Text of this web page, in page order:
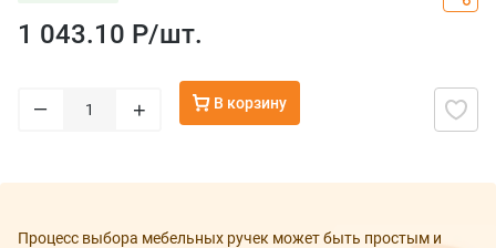
1 043.10 Р/шт.
– + В корзину
Процесс выбора мебельных ручек может быть простым и